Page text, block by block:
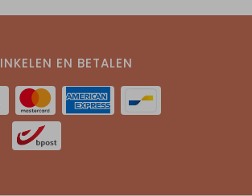
EN BETALEN